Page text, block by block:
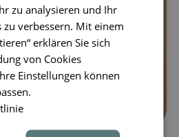
zu analysieren und Ihr
zu verbessern. Mit einem
erklären Sie sich
von Cookies
Einstellungen können